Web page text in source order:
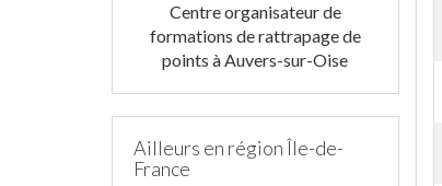
Centre organisateur de
formations de rattrapage de
points à Auvers-sur-Oise
Ailleurs en région Île-de-
France